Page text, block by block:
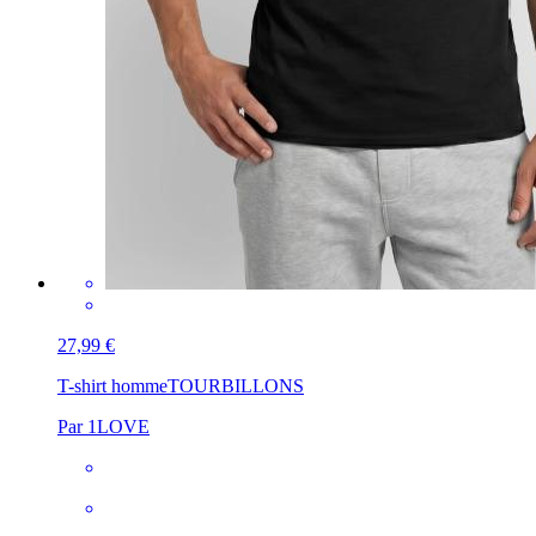
27,99 €
T-shirt hommeTOURBILLONS
Par 1LOVE